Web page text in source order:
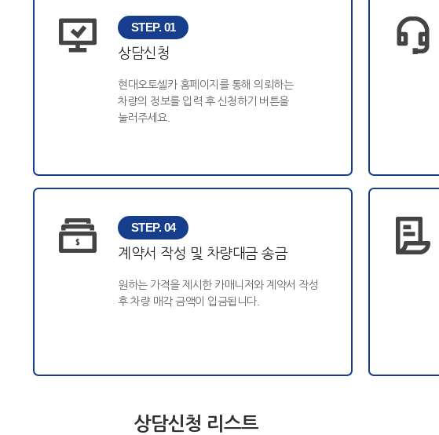
STEP. 01
상담신청
현대오토셀카 홈페이지를 통해 의뢰하는
차량의 정보를 입력 후 신청하기 버튼을
눌러주세요.
STEP. 04
계약서 작성 및 차량대금 송금
원하는 가격을 제시한 카매니저와 계약서 작성
후 차량 매각 금액이 입금됩니다.
상담신청 리스트